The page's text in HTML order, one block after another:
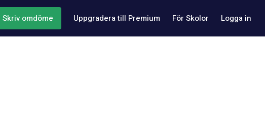
Skriv omdöme Uppgradera till Premium För Skolor Logga in